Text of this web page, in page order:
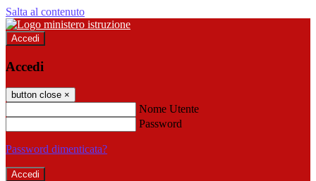
Salta al contenuto
Accedi
Accedi
button close ×
Nome Utente
Password
Password dimenticata?